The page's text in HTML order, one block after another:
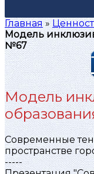
Главная »
Модель
№67
Модель
Современные
пространстве
-----